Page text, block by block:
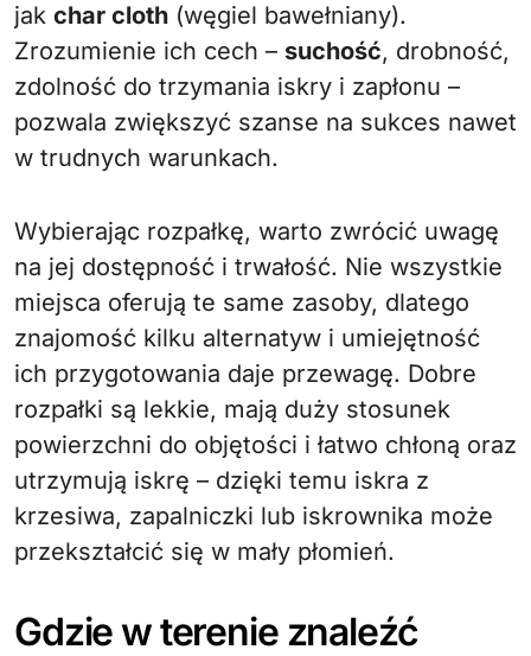
jak char cloth (węgiel bawełniany).
Zrozumienie ich cech – suchość, drobność,
zdolność do trzymania iskry i zapłonu –
pozwala zwiększyć szanse na sukces nawet
w trudnych warunkach.
Wybierając rozpałkę, warto zwrócić uwagę
na jej dostępność i trwałość. Nie wszystkie
miejsca oferują te same zasoby, dlatego
znajomość kilku alternatyw i umiejętność
ich przygotowania daje przewagę. Dobre
rozpałki są lekkie, mają duży stosunek
powierzchni do objętości i łatwo chłoną oraz
utrzymują iskrę – dzięki temu iskra z
krzesiwa, zapalniczki lub iskrownika może
przekształcić się w mały płomień.
Gdzie w terenie znaleźć